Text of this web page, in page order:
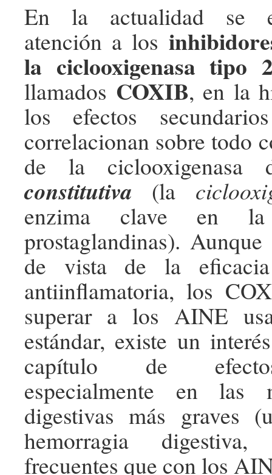
En la actualidad se
atención a los
la ciclooxigenasa tipo
llamados COXIB, en la
los efectos
correlacionan sobre todo
de la
constitutiva (la
enzima clave en
prostaglandinas).
de vista de la
antiinflamatoria, los
superar a los AINE
estándar, existe un
capítulo de
especialmente en las
digestivas más graves
hemorragia
frecuentes que con los